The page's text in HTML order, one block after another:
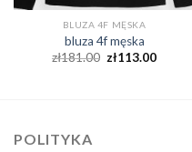
BLUZA 4F MĘSKA
bluza 4f męska
zł181.00 zł113.00
POLITYKA